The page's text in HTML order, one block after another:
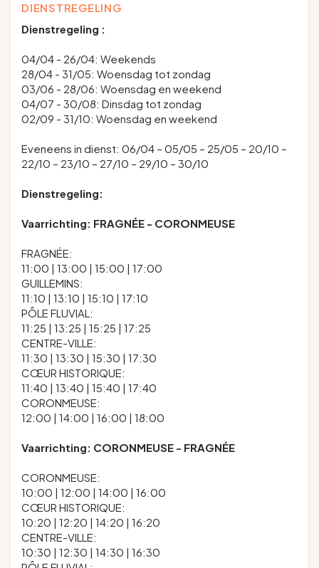
DIENSTREGELING
Dienstregeling :
04/04 - 26/04: Weekends
28/04 - 31/05: Woensdag tot zondag
03/06 - 28/06: Woensdag en weekend
04/07 - 30/08: Dinsdag tot zondag
02/09 - 31/10: Woensdag en weekend
Eveneens in dienst: 06/04 – 05/05 – 25/05 – 20/10 –
22/10 – 23/10 – 27/10 – 29/10 – 30/10
Dienstregeling:
Vaarrichting: FRAGNÉE - CORONMEUSE
FRAGNÉE:
11:00 | 13:00 | 15:00 | 17:00
GUILLEMINS:
11:10 | 13:10 | 15:10 | 17:10
PÔLE FLUVIAL:
11:25 | 13:25 | 15:25 | 17:25
CENTRE-VILLE:
11:30 | 13:30 | 15:30 | 17:30
CŒUR HISTORIQUE:
11:40 | 13:40 | 15:40 | 17:40
CORONMEUSE:
12:00 | 14:00 | 16:00 | 18:00
Vaarrichting: CORONMEUSE - FRAGNÉE
CORONMEUSE:
10:00 | 12:00 | 14:00 | 16:00
CŒUR HISTORIQUE:
10:20 | 12:20 | 14:20 | 16:20
CENTRE-VILLE:
10:30 | 12:30 | 14:30 | 16:30